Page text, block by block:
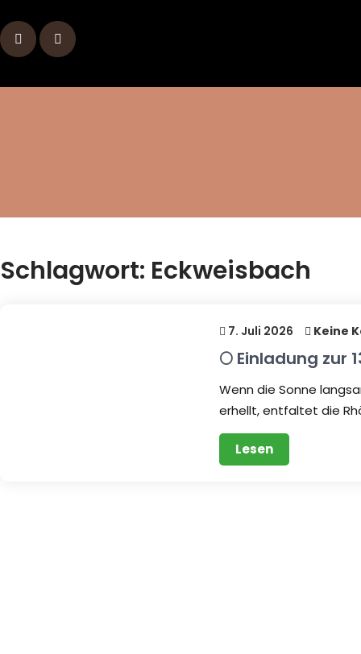
to
content
Schlagwort: Eckweisbach
7. Juli 2026 Keine
🌕 Einladung zur
Wenn die Sonne
erhellt, entfaltet die
Lesen